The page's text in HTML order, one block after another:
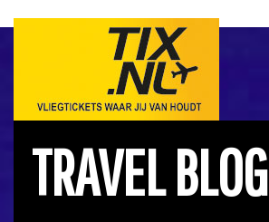
TRAVEL BLOG